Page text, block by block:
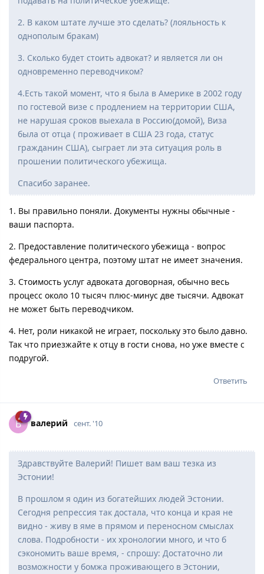
2. В каком штате лучше это сделать? (лояльность к
однополым бракам)
3. Сколько будет стоить адвокат? и является ли он
одновременно переводчиком?
4.Есть такой момент, что я была в Америке в 2002 году
по гостевой визе с продлением на территории США,
не нарушая сроков выехала в Россию(домой), Виза
была от отца ( проживает в США 23 года, статус
гражданин США), сыграет ли эта ситуация роль в
прошении политического убежища.
Спасибо заранее.
1. Вы правильно поняли. Документы нужны обычные -
ваши паспорта.
2. Предоставление политического убежища - вопрос
федерального центра, поэтому штат не имеет значения.
3. Стоимость услуг адвоката договорная, обычно весь
процесс около 10 тысяч плюс-минус две тысячи. Адвокат
не может быть переводчиком.
4. Нет, роли никакой не играет, поскольку это было давно.
Так что приезжайте к отцу в гости снова, но уже вместе с
подругой.
Ответить
В вaлepий сент. '10
Здравствуйте Валерий! Пишет вам ваш тезка из
Эстонии!
В прошлом я один из богатейших людей Эстонии.
Сегодня репрессия так достала, что конца и края не
видно - живу в яме в прямом и переносном смыслах
слова. Подробности - их хронологии много, и что б
сэкономить ваше время, - спрошу: Достаточно ли
возможности у бомжа проживающего в Эстонии,